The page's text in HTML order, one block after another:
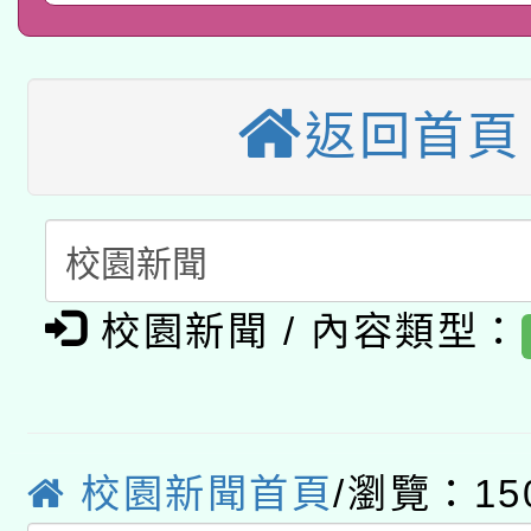
動」
開 智慧啟航」
招甄選結果公告(無人
適應運動共學行動站研
本館辦理115年度閱讀
暨閱讀推動專業研習
科技賦能─人工智慧
礎課程
A3數位素養講師名單
「數位內容與教學軟
業技術研究院辦理「
115年8月22日(星期六
返回首頁
校園新聞 / 內容類型：
校園新聞首頁/瀏覽：